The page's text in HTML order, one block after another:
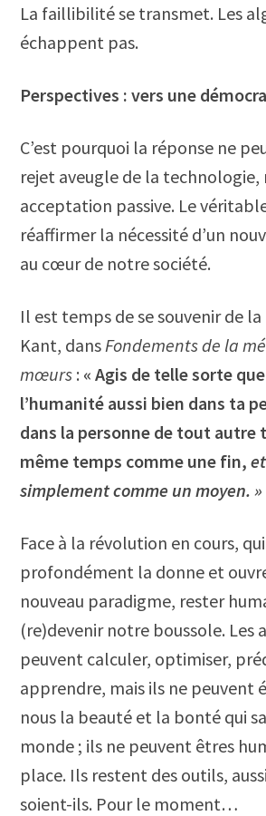
La faillibilité se transmet. Les
échappent pas.
Perspectives : vers une
C’est pourquoi la réponse ne
rejet aveugle de la technologie,
acceptation passive. Le
réaffirmer la nécessité d’un
au cœur de notre société.
Il est temps de se souvenir de
Kant, dans Fondements de la
mœurs : « Agis de telle sorte
l’humanité aussi bien dans ta
dans la personne de tout autre
même temps comme une fin,
simplement comme un moyen. »
Face à la révolution en cours,
profondément la donne et
nouveau paradigme, rester
(re)devenir notre boussole. Les
peuvent calculer, optimiser,
apprendre, mais ils ne peuvent
nous la beauté et la bonté qui
monde ; ils ne peuvent êtres
place. Ils restent des outils,
soient-ils. Pour le moment…